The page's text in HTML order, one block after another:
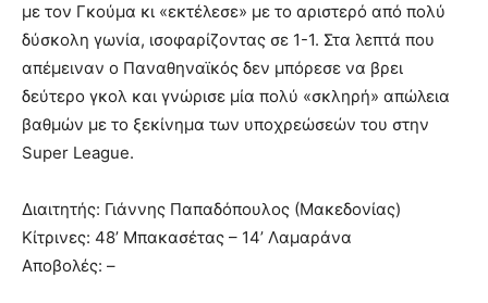
με τον Γκούμα κι «εκτέλεσε» με το αριστερό από πολύ
δύσκολη γωνία, ισοφαρίζοντας σε 1-1. Στα λεπτά που
απέμειναν ο Παναθηναϊκός δεν μπόρεσε να βρει
δεύτερο γκολ και γνώρισε μία πολύ «σκληρή» απώλεια
βαθμών με το ξεκίνημα των υποχρεώσεών του στην
Super League.
Διαιτητής: Γιάννης Παπαδόπουλος (Μακεδονίας)
Κίτρινες: 48’ Μπακασέτας – 14’ Λαμαράνα
Αποβολές: –